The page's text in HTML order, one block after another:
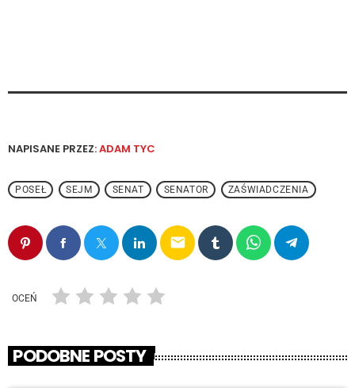
NAPISANE PRZEZ:ADAM TYC
POSEŁ SEJM SENAT SENATOR ZAŚWIADCZENIA
email
OCEŃ
PODOBNE POSTY